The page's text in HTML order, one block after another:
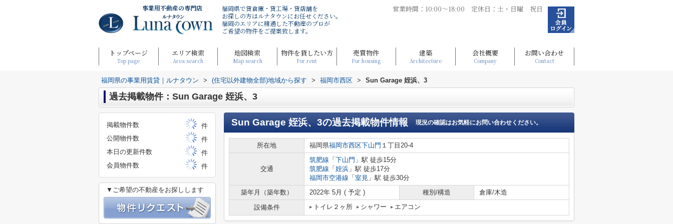
事業用不動産の専門店
福岡県で貸倉庫・貸工場・貸店舗を
お探しの方はルナタウンにお任せください。
福岡のエリアに精通した不動産のプロが
ご希望の物件をご提案致します。
営業時間：10:00～18:00 定休日：土・日曜 祝日
トップページ
Top page
エリア検索
Area search
地図検索
Map search
物件を貸したい方
For rent
売買物件
For housing
建築
Architecture
会社概要
Company
お問い合わせ
Contact
福岡県の事業用賃貸｜ルナタウン > (住宅以外建物全部)地域から探す > 福岡市西区 > Sun Garage 姪浜、3
過去掲載物件：Sun Garage 姪浜、3
Sun Garage 姪浜、3の過去掲載物件情報 現況の確認はお気軽にお問い合わせください。
所在地 福岡県福岡市西区下山門 １丁目20-4
交通
筑肥線 「 下山門 」駅 徒歩15分
筑肥線 「 姪浜 」駅 徒歩17分
福岡市空港線 「 室見 」駅 徒歩30分
築年月（築年数）
2022年 5月 ( 予定 ) 種別/構造
倉庫/木造
設備条件
トイレ２ヶ所 シャワー エアコン
掲載物件数
件
公開物件数
件
本日の更新件数
件
会員物件数
件
▼ご希望の不動産をお探しします